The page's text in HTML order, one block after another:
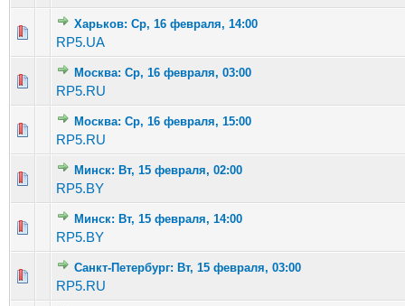
Харьков: Ср, 16 февраля, 14:00
RP5.UA
Голосов: 2 - Средняя оценка: 1 из 5
12 34 5
Москва: Ср, 16 февраля, 03:00
RP5.RU
Голосов: 1 - Средняя оценка: 1 из 5
1 23 45
Москва: Ср, 16 февраля, 15:00
RP5.RU
Голосов: 3 - Средняя оценка: 3.67 из 5
1 23 45
Минск: Вт, 15 февраля, 02:00
RP5.BY
Голосов: 3 - Средняя оценка: 2.67 из 5
12 345
Минск: Вт, 15 февраля, 14:00
RP5.BY
Голосов: 1 - Средняя оценка: 1 из 5
12 345
Санкт-Петербург: Вт, 15 февраля, 03:00
RP5.RU
Голосов: 2 - Средняя оценка: 1.5 из 5
1234 5